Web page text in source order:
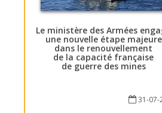
Le ministère des Armées
une nouvelle étape majeure
dans le renouvellement
de la capacité française
de guerre des mines
31-07-